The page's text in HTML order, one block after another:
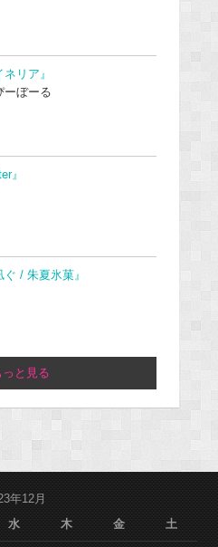
ネリア』
ーぼーる
』
ぐ / 朱夏氷菓』
っと見る
年12月
水 木 金 土